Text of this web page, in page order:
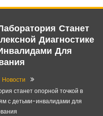
Станет
Диагностике
Для
Новости
станет опорной точкой в
с детьми-инвалидами для